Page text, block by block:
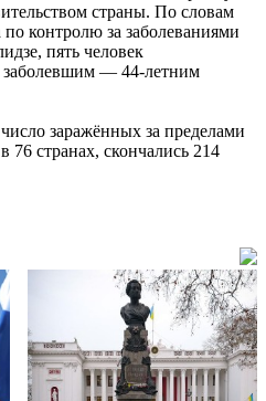
страны. По словам
контролю за заболеваниями
пять человек
заболевшим — 44-летним
заражённых за пределами
76 странах, скончались 214